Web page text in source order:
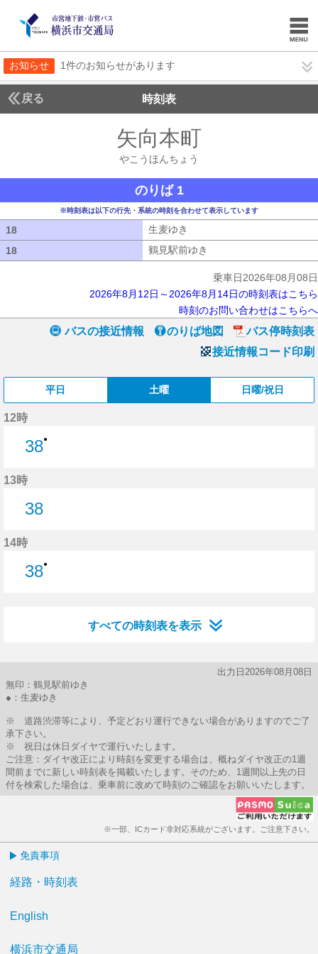
お知らせ 1件のお知らせがあります
戻る 時刻表
矢向本町
やこうほんちょう
のりば 1
※時刻表は以下の行先・系統の時刻を合わせて表示しています
18 生麦ゆき
18
鶴見駅前ゆき
乗車日2026年08月08日
2026年8月12日～2026年8月14日の時刻表はこちら
時刻のお問い合わせはこちらへ
バスの接近情報 のりば地図
バス停時刻表
接近情報コード印刷
平日 土曜 日曜/祝日
12時
38●
13時
38
14時
38●
すべての時刻表を表示
出力日2026年08月08日
無印：鶴見駅前ゆき
●：生麦ゆき
※ 道路渋滞等により、予定どおり運行できない場合がありますのでご了
承下さい。
※ 祝日は休日ダイヤで運行いたします。
ご注意：ダイヤ改正により時刻を変更する場合は、概ねダイヤ改正の1週
間前までに新しい時刻表を掲載いたします。そのため、1週間以上先の日
付を検索した場合は、乗車前に改めて時刻のご確認をお願いいたします。
※一部、ICカード非対応系統がございます。ご注意下さい。
免責事項
経路・時刻表
English
横浜市交通局